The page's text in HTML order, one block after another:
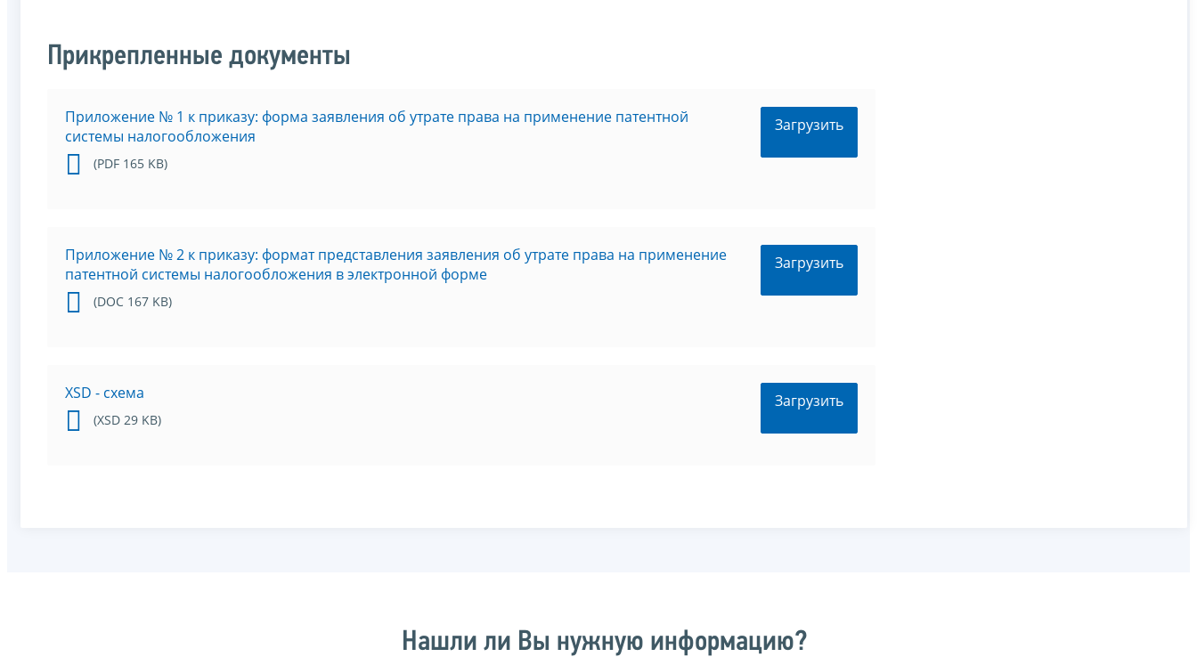
Прикрепленные документы
Приложение № 1 к приказу: форма заявления об утрате права на применение патентной
системы налогообложения
(PDF 165 KB)
Загрузить
Приложение № 2 к приказу: формат представления заявления об утрате права на применение
патентной системы налогообложения в электронной форме
(DOC 167 KB)
Загрузить
XSD - схема
(XSD 29 KB)
Загрузить
Нашли ли Вы нужную информацию?